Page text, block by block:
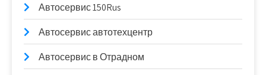
Автосервис 150Rus
Автосервис автотехцентр
Автосервис в Отрадном